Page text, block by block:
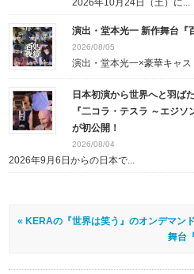
演出・堂本光一 新作舞台『
2026/08/05
演出・堂本光一×豪華キャス
日本初演から世界へと羽ば
『二コラ・テスラ ～エジ
が初公開！
2026/08/04
2026年9月6日からの日本で...
« KERAの『世界は笑う』のオンデマン
舞台